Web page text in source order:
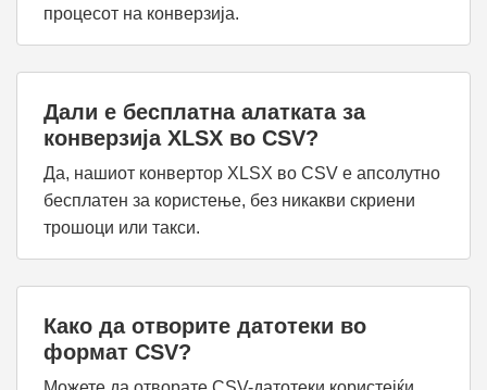
процесот на конверзија.
Дали е бесплатна алатката за
конверзија XLSX во CSV?
Да, нашиот конвертор XLSX во CSV е апсолутно
бесплатен за користење, без никакви скриени
трошоци или такси.
Како да отворите датотеки во
формат CSV?